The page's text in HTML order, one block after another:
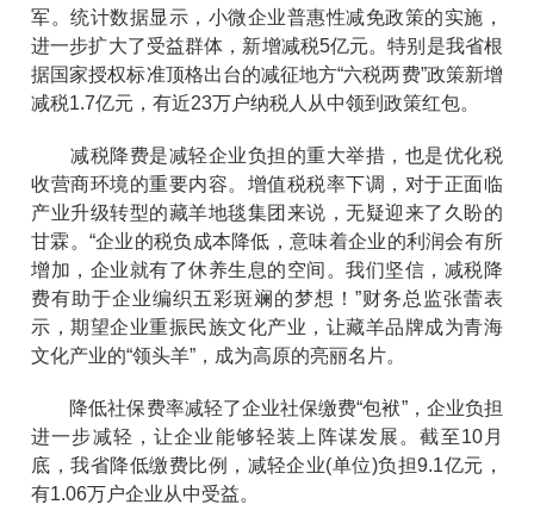
军。统计数据显示，小微企业普惠性减免政策的实施，
进一步扩大了受益群体，新增减税5亿元。特别是我省根
据国家授权标准顶格出台的减征地方“六税两费”政策新增
减税1.7亿元，有近23万户纳税人从中领到政策红包。
减税降费是减轻企业负担的重大举措，也是优化税
收营商环境的重要内容。增值税税率下调，对于正面临
产业升级转型的藏羊地毯集团来说，无疑迎来了久盼的
甘霖。“企业的税负成本降低，意味着企业的利润会有所
增加，企业就有了休养生息的空间。我们坚信，减税降
费有助于企业编织五彩斑斓的梦想！”财务总监张蕾表
示，期望企业重振民族文化产业，让藏羊品牌成为青海
文化产业的“领头羊”，成为高原的亮丽名片。
降低社保费率减轻了企业社保缴费“包袱”，企业负担
进一步减轻，让企业能够轻装上阵谋发展。截至10月
底，我省降低缴费比例，减轻企业(单位)负担9.1亿元，
有1.06万户企业从中受益。